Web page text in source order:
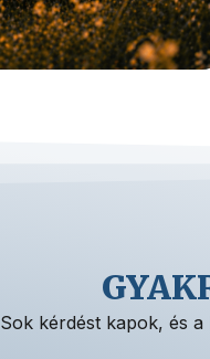
Sok kérdést kapok, és